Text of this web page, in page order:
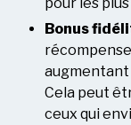
Bonus
augmentant
Cela peut
ceux qui